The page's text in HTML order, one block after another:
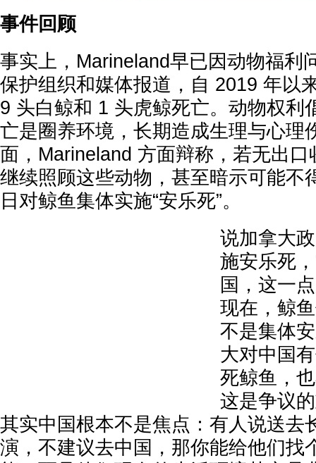
事件回顾
事实上，Marineland早已因动物福利
保护组织和媒体报道，自 2019 年以
9 头白鲸和 1 头虎鲸死亡。动物权利
亡是圈养环境，长期造成生理与心理
面，Marineland 方面辩称，若无出
继续照顾这些动物，甚至暗示可能不
日对鲸鱼集体实施“安乐死”。
说加拿大
施安乐死
国，这一
现在，鲸
不是集体
大对中国
死鲸鱼，
这是争议
其实中国根本不是焦点：有人说送去
演，不建议去中国，那你能给他们找